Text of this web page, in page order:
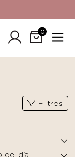
0
Filtros
del día